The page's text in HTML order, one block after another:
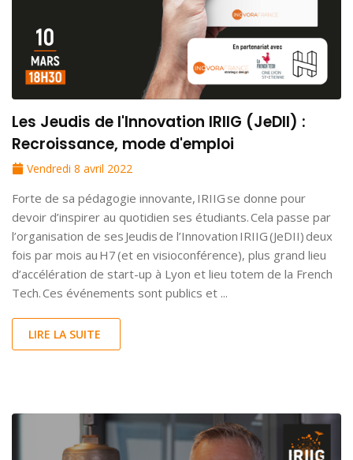
Les Jeudis de l'Innovation IRIIG (JeDII) :
Recroissance, mode d'emploi
Vendredi 8 avril 2022
Forte de sa pédagogie innovante, IRIIG se donne pour
devoir d’inspirer au quotidien ses étudiants. Cela passe par
l’organisation de ses Jeudis de l’Innovation IRIIG (JeDII) deux
fois par mois au H7 (et en visioconférence), plus grand lieu
d’accélération de start-up à Lyon et lieu totem de la French
Tech. Ces événements sont publics et ...
LIRE LA SUITE